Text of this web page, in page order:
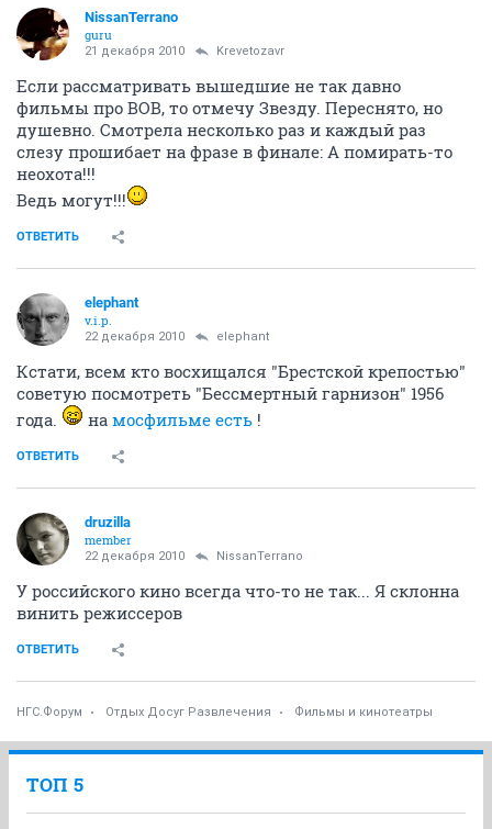
NissanTerrano
guru
21 декабря 2010 Krevetozavr
Если рассматривать вышедшие не так давно
фильмы про ВОВ, то отмечу Звезду. Переснято, но
душевно. Смотрела несколько раз и каждый раз
слезу прошибает на фразе в финале: А помирать-то
неохота!!!
Ведь могут!!!
ОТВЕТИТЬ
elephant
v.i.p.
22 декабря 2010 elephant
Кстати, всем кто восхищался "Брестской крепостью"
советую посмотреть "Бессмертный гарнизон" 1956
года.
на мосфильме есть !
ОТВЕТИТЬ
druzilla
member
22 декабря 2010 NissanTerrano
У российского кино всегда что-то не так... Я склонна
винить режиссеров
ОТВЕТИТЬ
НГС.Форум Отдых Досуг Развлечения Фильмы и кинотеатры
ТОП 5